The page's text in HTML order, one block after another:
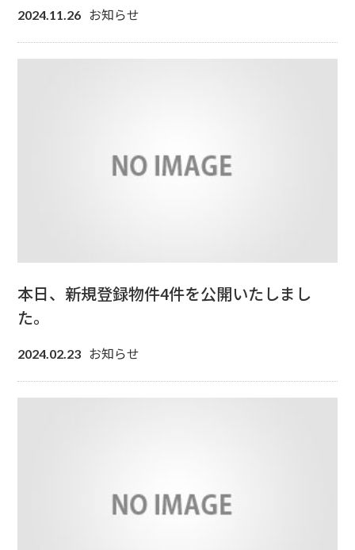
2024.11.26 お知らせ
本日、新規登録物件4件を公開いたしまし
た。
2024.02.23 お知らせ